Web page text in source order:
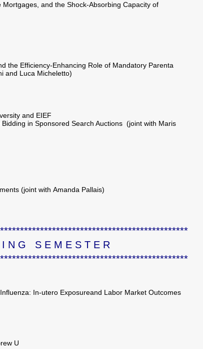
Mortgages, and the Shock-Absorbing Capacity of
the Efficiency-Enhancing Role of Mandatory Parenta
and Luca Micheletto)
and EIEF
in Sponsored Search Auctions (joint with Maris
(joint with Amanda Pallais)
I N G S E M E S T E R
In-utero Exposureand Labor Market Outcomes
U